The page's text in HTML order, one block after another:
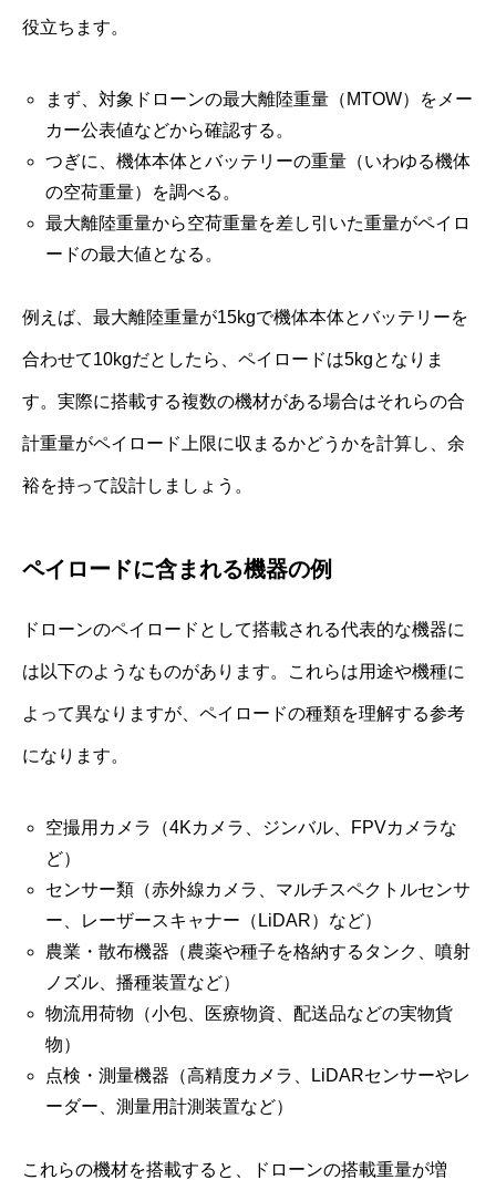
役立ちます。
まず、対象ドローンの最大離陸重量（MTOW）をメー
カー公表値などから確認する。
つぎに、機体本体とバッテリーの重量（いわゆる機体
の空荷重量）を調べる。
最大離陸重量から空荷重量を差し引いた重量がペイロ
ードの最大値となる。
例えば、最大離陸重量が15kgで機体本体とバッテリーを
合わせて10kgだとしたら、ペイロードは5kgとなりま
す。実際に搭載する複数の機材がある場合はそれらの合
計重量がペイロード上限に収まるかどうかを計算し、余
裕を持って設計しましょう。
ペイロードに含まれる機器の例
ドローンのペイロードとして搭載される代表的な機器に
は以下のようなものがあります。これらは用途や機種に
よって異なりますが、ペイロードの種類を理解する参考
になります。
空撮用カメラ（4Kカメラ、ジンバル、FPVカメラな
ど）
センサー類（赤外線カメラ、マルチスペクトルセンサ
ー、レーザースキャナー（LiDAR）など）
農業・散布機器（農薬や種子を格納するタンク、噴射
ノズル、播種装置など）
物流用荷物（小包、医療物資、配送品などの実物貨
物）
点検・測量機器（高精度カメラ、LiDARセンサーやレ
ーダー、測量用計測装置など）
これらの機材を搭載すると、ドローンの搭載重量が増